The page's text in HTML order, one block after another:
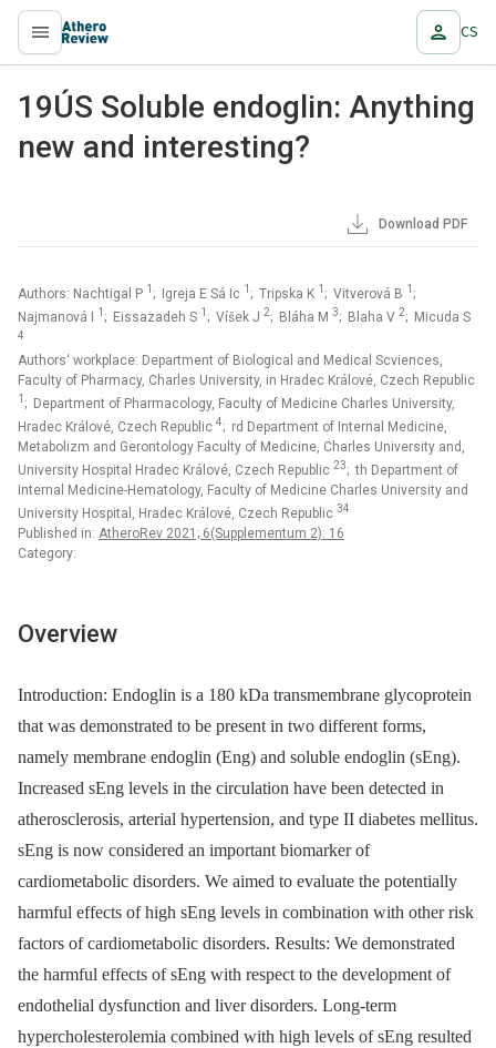
proLékaře.cz CS
19ÚS Soluble endoglin: Anything
new and interesting?
Download PDF
Authors: Nachtigal P 1 ; Igreja E Sá Ic 1 ; Tripska K 1 ; Vitverová B 1 ;
Najmanová I
1 ; Eissazadeh S 1 ; Víšek J 2; Bláha M 3; Blaha V 2; Micuda S
4
Authors‘ workplace: Department of Biological and Medical Scviences,
Faculty of Pharmacy, Charles University, in Hradec Králové, Czech Republic
1 ; Department of Pharmacology, Faculty of Medicine Charles University,
Hradec Králové, Czech Republic 4; rd Department of Internal Medicine,
Metabolizm and Gerontology Faculty of Medicine, Charles University and,
University Hospital Hradec Králové, Czech Republic 23; th Department of
Internal Medicine-Hematology, Faculty of Medicine Charles University and
University Hospital, Hradec Králové, Czech Republic 34
Published in: AtheroRev 2021; 6(Supplementum 2): 16
Category:
Overview
Introduction: Endoglin is a 180 kDa transmembrane glycoprotein
that was demonstrated to be present in two different forms,
namely membrane endoglin (Eng) and soluble endoglin (sEng).
Increased sEng levels in the circulation have been detected in
atherosclerosis, arterial hypertension, and type II diabetes mellitus.
sEng is now considered an important biomarker of
cardiometabolic disorders. We aimed to evaluate the potentially
harmful effects of high sEng levels in combination with other risk
factors of cardiometabolic disorders. Results: We demonstrated
the harmful effects of sEng with respect to the development of
endothelial dysfunction and liver disorders. Long-term
hypercholesterolemia combined with high levels of sEng resulted